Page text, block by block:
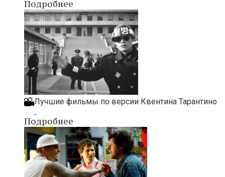
Подробнее
Лучшие фильмы по версии Квентина Тарантино
Подробнее